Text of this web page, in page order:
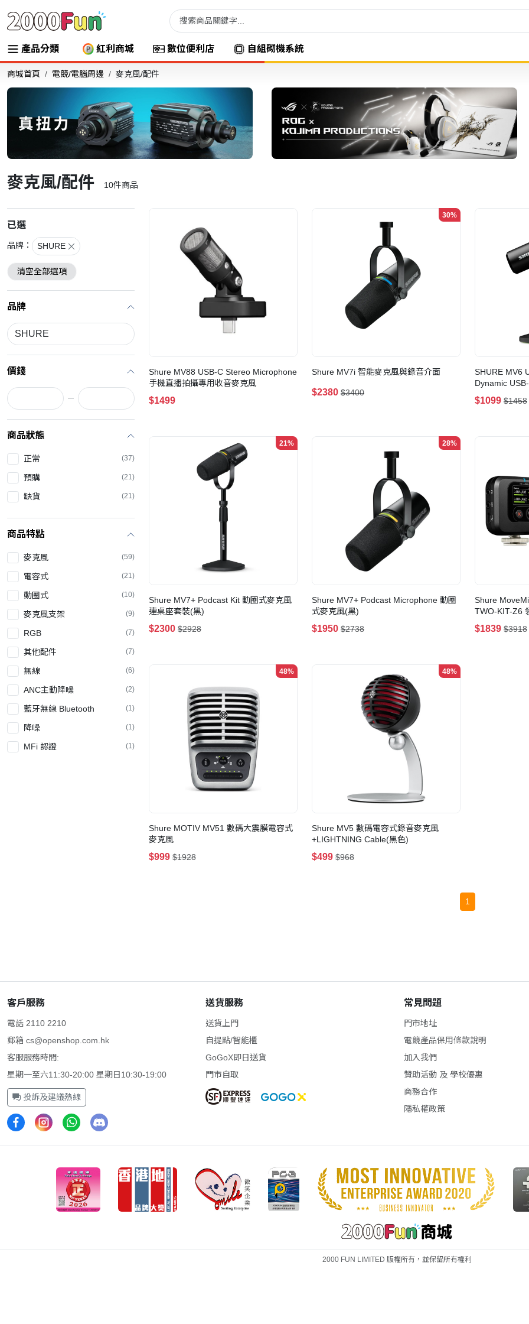
產品分類 紅利商城 數位便利店 自組砌機系統
商城首頁 電競/電腦周邊 麥克風/配件
麥克風/配件 10件商品
已選
品牌： SHURE
清空全部選項
品牌
價錢
商品狀態
正常 (37)
預購 (21)
缺貨 (21)
商品特點
麥克風 (59)
電容式 (21)
動圈式 (10)
麥克風支架 (9)
RGB (7)
其他配件 (7)
無線 (6)
ANC主動降噪 (2)
藍牙無線 Bluetooth (1)
降噪 (1)
MFi 認證 (1)
Shure MV88 USB-C Stereo Microphone
手機直播拍攝專用收音麥克風
$1499
30%
Shure MV7i 智能麥克風與錄音介面
$2380 $3400
SHURE MV6
Dynamic
$1099 $1458
21%
Shure MV7+ Podcast Kit 動圈式麥克風
連桌座套裝(黑)
$2300 $2928
28%
Shure MV7+ Podcast Microphone 動圈
式麥克風(黑)
$1950 $2738
Shure
TWO-KIT-Z6
$1839 $3918
48%
Shure MOTIV MV51 數碼大震膜電容式
麥克風
$999 $1928
48%
Shure MV5 數碼電容式錄音麥克風
+LIGHTNING Cable(黑色)
$499 $968
1
客戶服務
電話 2110 2210
郵箱 cs@openshop.com.hk
客服服務時間:
星期一至六11:30-20:00 星期日10:30-19:00
投訴及建議熱線
送貨服務
送貨上門
自提點/智能櫃
GoGoX即日送貨
門市自取
常見問題
門市地址
電競產品保用條款說明
加入我們
贊助活動 及 學校優惠
商務合作
隱私權政策
2000 FUN LIMITED 版權所有，並保留所有權利